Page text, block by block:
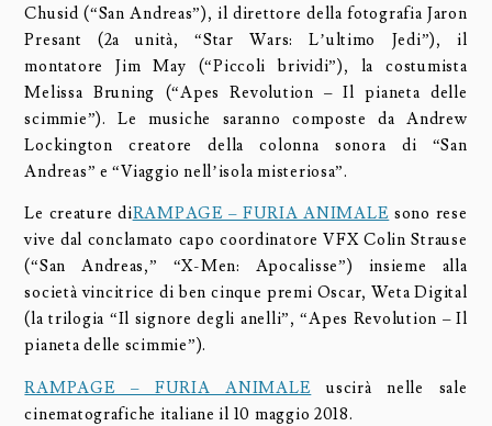
Chusid (“San Andreas”), il direttore della fotografia Jaron
Presant (2a unità, “Star Wars: L’ultimo Jedi”), il
montatore Jim May (“Piccoli brividi”), la costumista
Melissa Bruning (“Apes Revolution – Il pianeta delle
scimmie”). Le musiche saranno composte da Andrew
Lockington creatore della colonna sonora di “San
Andreas” e “Viaggio nell’isola misteriosa”.
Le creature diRAMPAGE – FURIA ANIMALE sono rese
vive dal conclamato capo coordinatore VFX Colin Strause
(“San Andreas,” “X-Men: Apocalisse”) insieme alla
società vincitrice di ben cinque premi Oscar, Weta Digital
(la trilogia “Il signore degli anelli”, “Apes Revolution – Il
pianeta delle scimmie”).
RAMPAGE – FURIA ANIMALE uscirà nelle sale
cinematografiche italiane il 10 maggio 2018.